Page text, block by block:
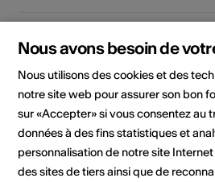
Av.
1870
Cet
via la
vous avez
Nous avons besoin de
Nous utilisons des cookies et des
notre site web pour assurer son bon
sur «Accepter» si vous consentez au
données à des fins statistiques et
personnalisation de notre site
des sites de tiers ainsi que de